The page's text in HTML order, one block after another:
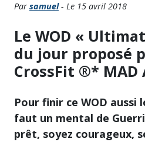
Par samuel- Le 15 avril 2018
Le WOD «
du jour proposé
CrossFit ®* MAD
Pour finir ce WOD aussi
faut un mental de
prêt, soyez courageux,